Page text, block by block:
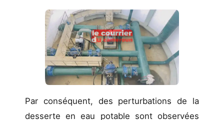
Par conséquent, des perturbations de la
desserte en eau potable sont observées